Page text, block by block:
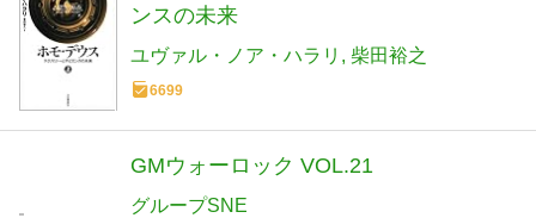
ンスの未来
ユヴァル・ノア・ハラリ 柴田裕之
6699
GMウォーロック VOL.21
グループSNE